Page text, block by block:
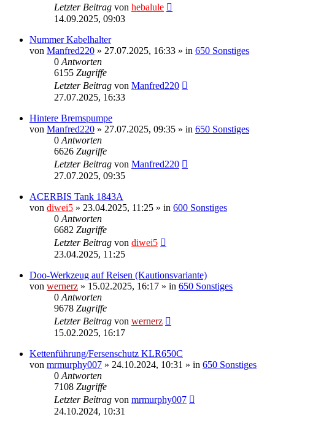
Letzter Beitrag von hebalule
14.09.2025, 09:03
Nummer Kabelhalter
von Manfred220 » 27.07.2025, 16:33 » in 650 Sonstiges
0 Antworten
6155 Zugriffe
Letzter Beitrag von Manfred220
27.07.2025, 16:33
Hintere Bremspumpe
von Manfred220 » 27.07.2025, 09:35 » in 650 Sonstiges
0 Antworten
6626 Zugriffe
Letzter Beitrag von Manfred220
27.07.2025, 09:35
ACERBIS Tank 1843A
von diwei5 » 23.04.2025, 11:25 » in 600 Sonstiges
0 Antworten
6682 Zugriffe
Letzter Beitrag von diwei5
23.04.2025, 11:25
Doo-Werkzeug auf Reisen (Kautionsvariante)
von wernerz » 15.02.2025, 16:17 » in 650 Sonstiges
0 Antworten
9678 Zugriffe
Letzter Beitrag von wernerz
15.02.2025, 16:17
Kettenführung/Fersenschutz KLR650C
von mrmurphy007 » 24.10.2024, 10:31 » in 650 Sonstiges
0 Antworten
7108 Zugriffe
Letzter Beitrag von mrmurphy007
24.10.2024, 10:31